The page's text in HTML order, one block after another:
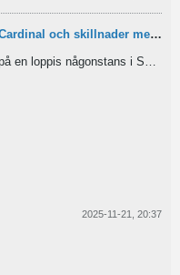
och skillnader mellan äldre rullar?
2025-11-21, 20:37